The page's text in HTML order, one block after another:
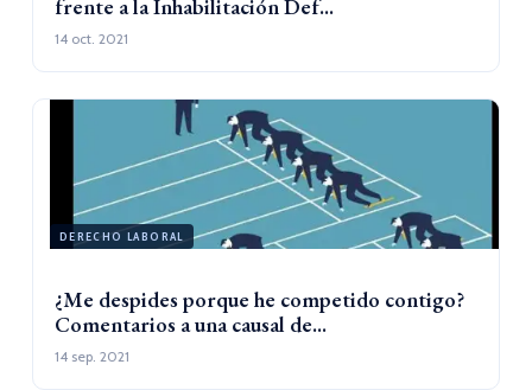
frente a la Inhabilitación Def...
14 oct. 2021
DERECHO LABORAL
¿Me despides porque he competido contigo?
Comentarios a una causal de...
14 sep. 2021